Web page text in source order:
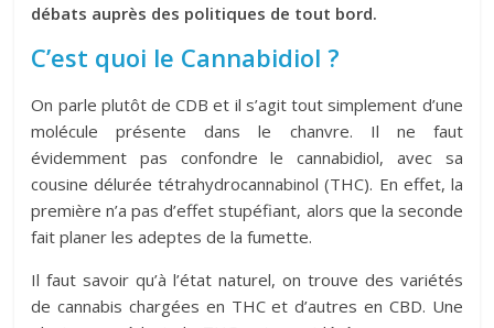
débats auprès des politiques de tout bord.
C’est quoi le Cannabidiol ?
On parle plutôt de CDB et il s’agit tout simplement d’une
molécule présente dans le chanvre. Il ne faut
évidemment pas confondre le cannabidiol, avec sa
cousine délurée tétrahydrocannabinol (THC). En effet, la
première n’a pas d’effet stupéfiant, alors que la seconde
fait planer les adeptes de la fumette.
Il faut savoir qu’à l’état naturel, on trouve des variétés
de cannabis chargées en THC et d’autres en CBD. Une